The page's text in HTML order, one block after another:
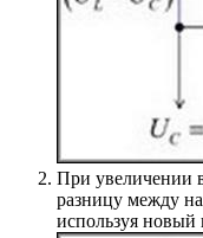
При увеличении
разницу между
используя новый